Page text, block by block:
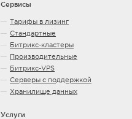
Сервисы
Тарифы в лизинг
Стандартные
Битрикс-кластеры
Производительные
Битрикс-VPS
Серверы с поддержкой
Хранилище данных
Услуги